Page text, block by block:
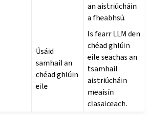
an aistriúcháin
a fheabhsú.
Úsáid
samhail an
chéad ghlúin
eile
Is fearr LLM den
chéad ghlúin
eile seachas an
tsamhail
aistriúcháin
meaisín
clasaiceach.